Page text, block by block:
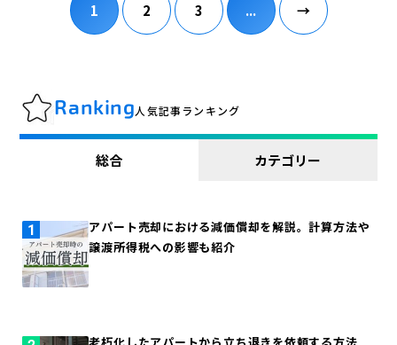
1 2 3 ... →
Ranking人気記事ランキング
総合 カテゴリー
アパート売却における減価償却を解説。計算方法や
譲渡所得税への影響も紹介